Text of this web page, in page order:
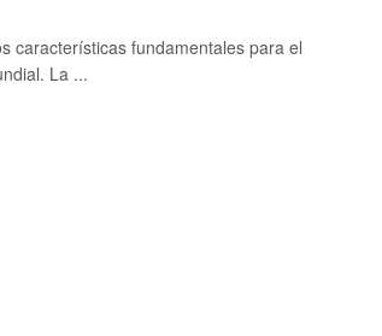
características fundamentales para el
La ...